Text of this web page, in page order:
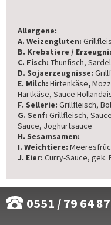
Allergene:
A. Weizengluten:
B. Krebstiere /
C. Fisch: Thunfisch,
D. Sojaerzeugnisse:
E. Milch: Hirtenkäse,
Hartkäse, Sauce
F. Sellerie: Grillfleisch,
G. Senf: Grillfleisch,
Sauce, Joghurtsauce
H. Sesamsamen:
I. Weichtiere:
J. Eier: Curry-Sauce, gek.
0551 / 79 64 87